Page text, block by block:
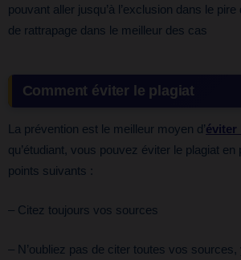
pouvant aller jusqu’à l’exclusion dans le
de rattrapage dans le meilleur des cas
Comment éviter le plagiat
La prévention est le meilleur moyen d’éviter
qu’étudiant, vous pouvez éviter le plagiat en
points suivants :
– Citez toujours vos sources
– N’oubliez pas de citer toutes vos